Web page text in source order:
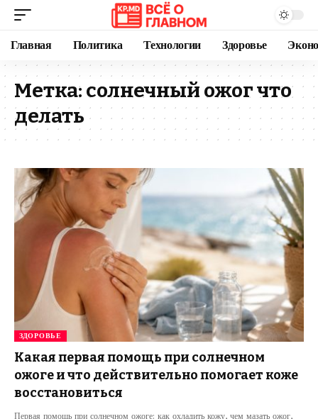
Главная Политика Технологии Здоровье
Метка: солнечный ожог что
делать
ЗДОРОВЬЕ
Какая первая помощь при солнечном
ожоге и что действительно помогает коже
восстановиться
Первая помощь при солнечном ожоге: как охладить кожу, чем мазать ожог,